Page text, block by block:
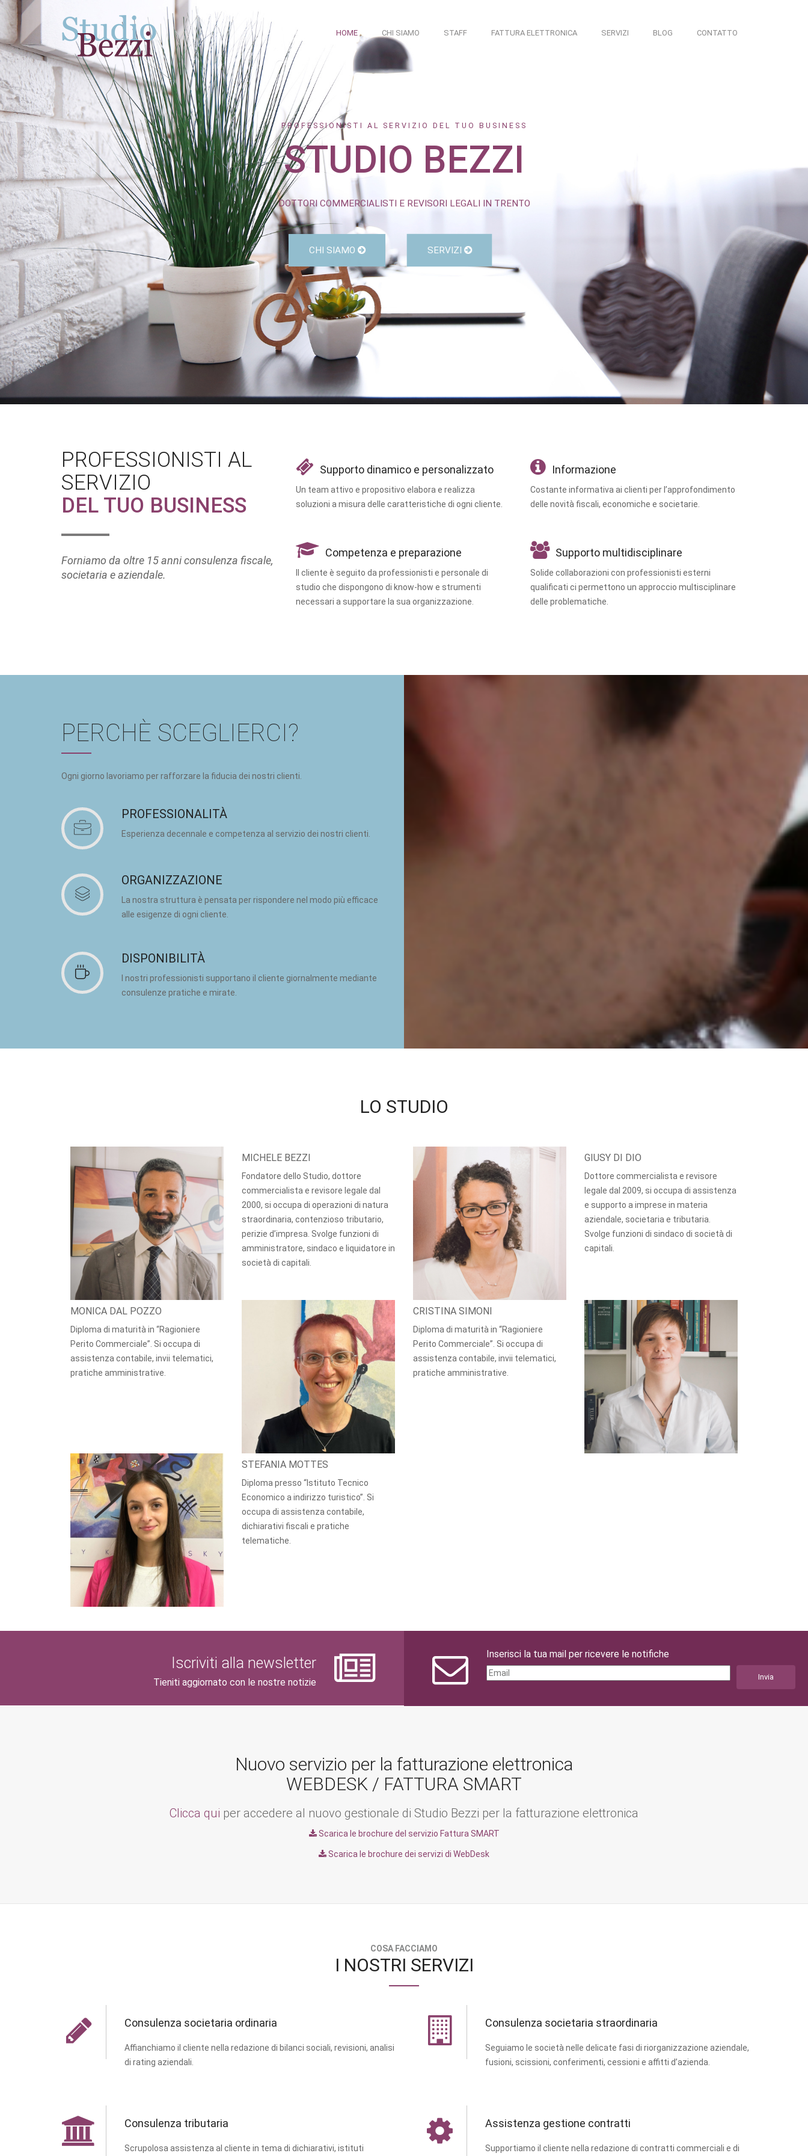
HOME CHI SIAMO STAFF FATTURA ELETTRONICA SERVIZI BLOG CONTATTO
PROFESSIONISTI AL SERVIZIO DEL TUO BUSINESS
STUDIO BEZZI
DOTTORI COMMERCIALISTI E REVISORI LEGALI IN TRENTO
CHI SIAMO SERVIZI
PROFESSIONISTI AL
SERVIZIO
DEL TUO BUSINESS
Forniamo da oltre 15 anni consulenza fiscale,
societaria e aziendale.
Supporto dinamico e personalizzato
Un team attivo e propositivo elabora e realizza
soluzioni a misura delle caratteristiche di ogni cliente.
Competenza e preparazione
Il cliente è seguito da professionisti e personale di
studio che dispongono di know-how e strumenti
necessari a supportare la sua organizzazione.
Informazione
Costante informativa ai clienti per l’approfondimento
delle novità fiscali, economiche e societarie.
Supporto multidisciplinare
Solide collaborazioni con professionisti esterni
qualificati ci permettono un approccio multisciplinare
delle problematiche.
PERCHÈ SCEGLIERCI?
Ogni giorno lavoriamo per rafforzare la fiducia dei nostri clienti.
PROFESSIONALITÀ
Esperienza decennale e competenza al servizio dei nostri clienti.
ORGANIZZAZIONE
La nostra struttura è pensata per rispondere nel modo più efficace
alle esigenze di ogni cliente.
DISPONIBILITÀ
I nostri professionisti supportano il cliente giornalmente mediante
consulenze pratiche e mirate.
LO STUDIO
MICHELE BEZZI
Fondatore dello Studio, dottore
commercialista e revisore legale dal
2000, si occupa di operazioni di natura
straordinaria, contenzioso tributario,
perizie d’impresa. Svolge funzioni di
amministratore, sindaco e liquidatore in
società di capitali.
GIUSY DI DIO
Dottore commercialista e revisore
legale dal 2009, si occupa di assistenza
e supporto a imprese in materia
aziendale, societaria e tributaria.
Svolge funzioni di sindaco di società di
capitali.
MONICA DAL POZZO
Diploma di maturità in “Ragioniere
Perito Commerciale”. Si occupa di
assistenza contabile, invii telematici,
pratiche amministrative.
CRISTINA SIMONI
Diploma di maturità in “Ragioniere
Perito Commerciale”. Si occupa di
assistenza contabile, invii telematici,
pratiche amministrative.
STEFANIA MOTTES
Diploma presso “Istituto Tecnico
Economico a indirizzo turistico”. Si
occupa di assistenza contabile,
dichiarativi fiscali e pratiche
telematiche.
Iscriviti alla newsletter
Tieniti aggiornato con le nostre notizie
Inserisci la tua mail per ricevere le notifiche
Nuovo servizio per la fatturazione elettronica
WEBDESK / FATTURA SMART
Clicca qui per accedere al nuovo gestionale di Studio Bezzi per la fatturazione elettronica
Scarica le brochure del servizio Fattura SMART
Scarica le brochure dei servizi di WebDesk
COSA FACCIAMO
I NOSTRI SERVIZI
Consulenza societaria ordinaria
Affianchiamo il cliente nella redazione di bilanci sociali, revisioni, analisi
di rating aziendali.
Consulenza tributaria
Scrupolosa assistenza al cliente in tema di dichiarativi, istituti
Consulenza societaria straordinaria
Seguiamo le società nelle delicate fasi di riorganizzazione aziendale,
fusioni, scissioni, conferimenti, cessioni e affitti d’azienda.
Assistenza gestione contratti
Supportiamo il cliente nella redazione di contratti commerciali e di